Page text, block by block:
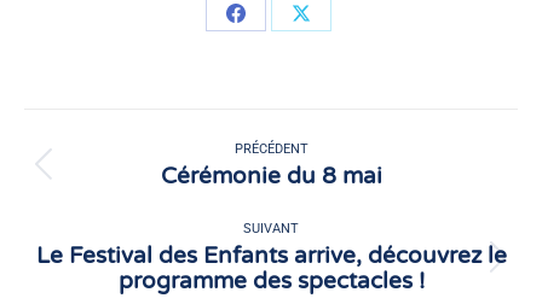
PartagerPartager
article
PRÉCÉDENT
Article
Cérémonie du 8 mai
SUIVANT
Article
suivant
Le Festival des Enfants arrive, découvrez le
programme des spectacles !